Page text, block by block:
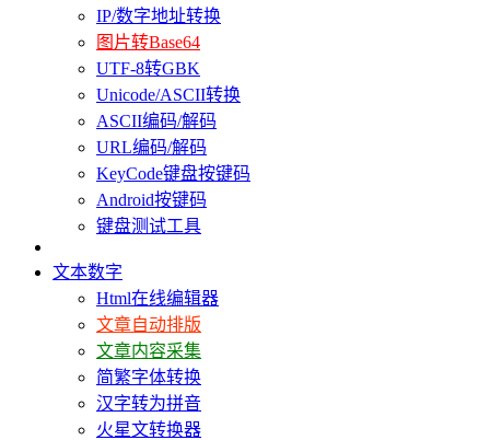
IP/数字地址转换
图片转Base64
UTF-8转GBK
Unicode/ASCII转换
ASCII编码/解码
URL编码/解码
KeyCode键盘按键码
Android按键码
键盘测试工具
文本数字
Html在线编辑器
文章自动排版
文章内容采集
简繁字体转换
汉字转为拼音
火星文转换器